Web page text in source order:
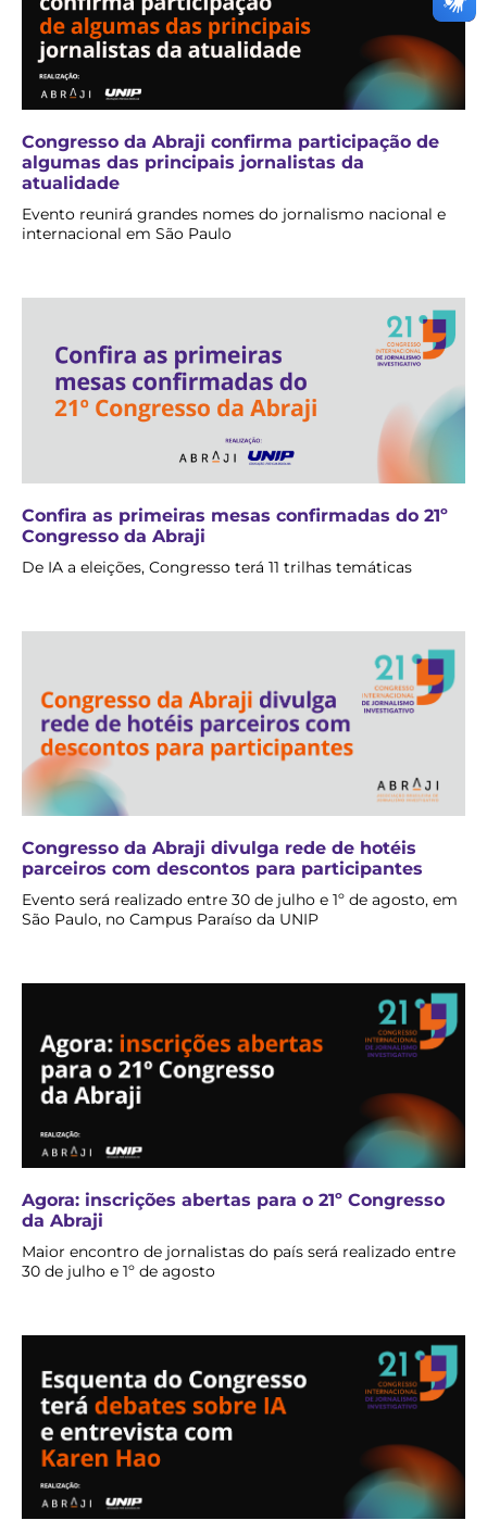
Congresso da Abraji confirma participação de
algumas das principais jornalistas da
atualidade
Evento reunirá grandes nomes do jornalismo nacional e
internacional em São Paulo
Confira as primeiras mesas confirmadas do 21º
Congresso da Abraji
De IA a eleições, Congresso terá 11 trilhas temáticas
Congresso da Abraji divulga rede de hotéis
parceiros com descontos para participantes
Evento será realizado entre 30 de julho e 1º de agosto, em
São Paulo, no Campus Paraíso da UNIP
Agora: inscrições abertas para o 21º Congresso
da Abraji
Maior encontro de jornalistas do país será realizado entre
30 de julho e 1º de agosto